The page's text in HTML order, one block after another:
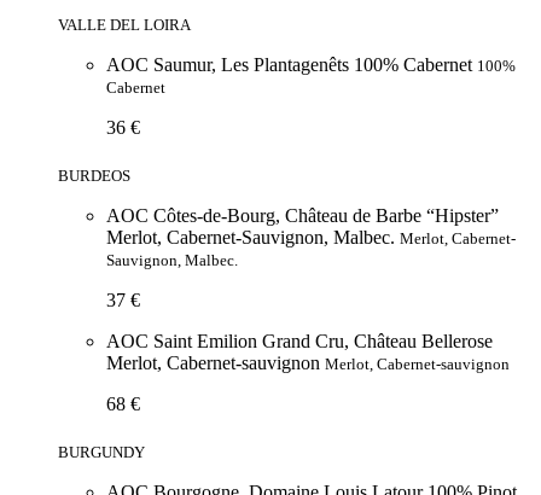
VALLE DEL LOIRA
AOC Saumur, Les Plantagenêts 100% Cabernet 100%
Cabernet
36 €
BURDEOS
AOC Côtes-de-Bourg, Château de Barbe “Hipster”
Merlot, Cabernet-Sauvignon, Malbec. Merlot, Cabernet-
Sauvignon, Malbec.
37 €
AOC Saint Emilion Grand Cru, Château Bellerose
Merlot, Cabernet-sauvignon Merlot, Cabernet-sauvignon
68 €
BURGUNDY